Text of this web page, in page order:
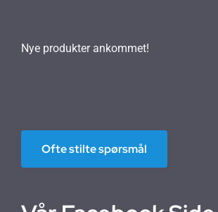
Nye produkter ankommet!
Ofte stilte spørsmål